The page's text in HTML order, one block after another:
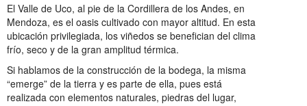
El Valle de Uco, al pie de la Cordillera de los Andes, en
Mendoza, es el oasis cultivado con mayor altitud. En esta
ubicación privilegiada, los viñedos se benefician del clima
frío, seco y de la gran amplitud térmica.
Si hablamos de la construcción de la bodega, la misma
“emerge” de la tierra y es parte de ella, pues está
realizada con elementos naturales, piedras del lugar,